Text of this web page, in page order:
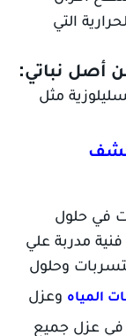
التي
أصل نباتي:
مثل
كشف
في حلول
مدربة علي
وحلول
المياه وعزل
في عزل جميع